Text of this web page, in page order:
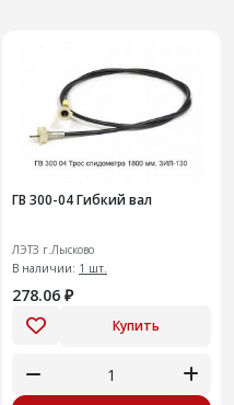
ГВ 300-04 Гибкий вал
ЛЭТЗ г.Лысково
В наличии: 1 шт.
278.06 ₽
Купить